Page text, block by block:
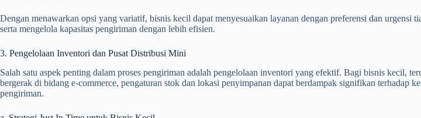
Dengan menawarkan opsi yang variatif, bisnis kecil dapat menyesuaikan layanan dengan preferensi dan urgensi
serta mengelola kapasitas pengiriman dengan lebih efisien.
3. Pengelolaan Inventori dan Pusat Distribusi Mini
Salah satu aspek penting dalam proses pengiriman adalah pengelolaan inventori yang efektif. Bagi bisnis kecil,
bergerak di bidang e-commerce, pengaturan stok dan lokasi penyimpanan dapat berdampak signifikan terhadap
pengiriman.